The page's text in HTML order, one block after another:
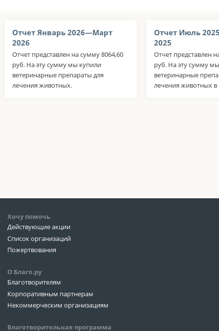
Отчет Январь 2026—Март
2026
Отчет представлен на сумму 8064,60
руб. На эту сумму мы купили
ветеринарные препараты для
лечения животных.
Отчет Июль
2025
Отчет представлен
руб. На эту сумму
ветеринарные
лечения животных
Хочу помочь
Действующие акции
Список организаций
Пожертвования
О Благо.ру
Благотворителям
Корпоративным партнерам
Некоммерческим организациям
Благотворительная программа